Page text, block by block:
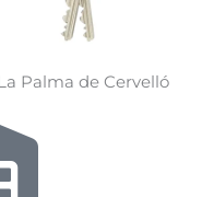
Palma de Cervelló